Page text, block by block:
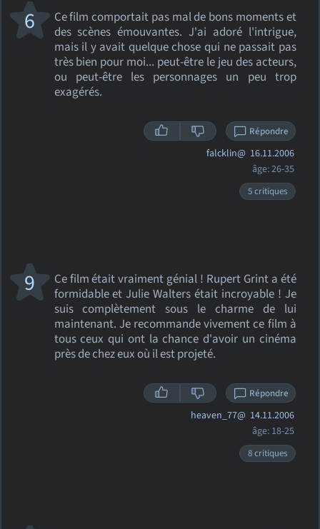
Ce film comportait pas mal de bons moments et
des scènes émouvantes. J'ai adoré l'intrigue,
mais il y avait quelque chose qui ne passait pas
très bien pour moi... peut-être le jeu des acteurs,
ou peut-être les personnages un peu trop
exagérés.
6
Répondre
falcklin@ 16.11.2006
âge: 26-35
5 critiques
Ce film était vraiment génial ! Rupert Grint a été
formidable et Julie Walters était incroyable ! Je
suis complètement sous le charme de lui
maintenant. Je recommande vivement ce film à
tous ceux qui ont la chance d'avoir un cinéma
près de chez eux où il est projeté.
9
Répondre
heaven_77@ 14.11.2006
âge: 18-25
8 critiques